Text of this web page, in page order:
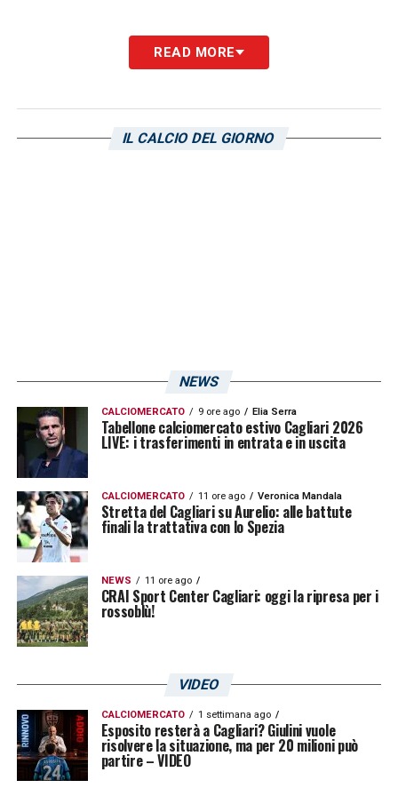
READ MORE
IL CALCIO DEL GIORNO
NEWS
CALCIOMERCATO 9 ore ago Elia Serra
Tabellone calciomercato estivo Cagliari 2026
LIVE: i trasferimenti in entrata e in uscita
CALCIOMERCATO 11 ore ago Veronica Mandala
Stretta del Cagliari su Aurelio: alle battute
finali la trattativa con lo Spezia
NEWS 11 ore ago
CRAI Sport Center Cagliari: oggi la ripresa per i
rossoblù!
VIDEO
CALCIOMERCATO 1 settimana ago
Esposito resterà a Cagliari? Giulini vuole
risolvere la situazione, ma per 20 milioni può
partire – VIDEO